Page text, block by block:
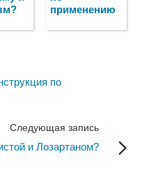
применению
по
Следующая запись
и Лозартаном?